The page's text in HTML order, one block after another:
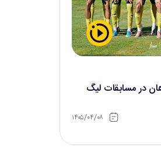
در مسابقات لیگ
۱۴۰۵/۰۴/۰۸